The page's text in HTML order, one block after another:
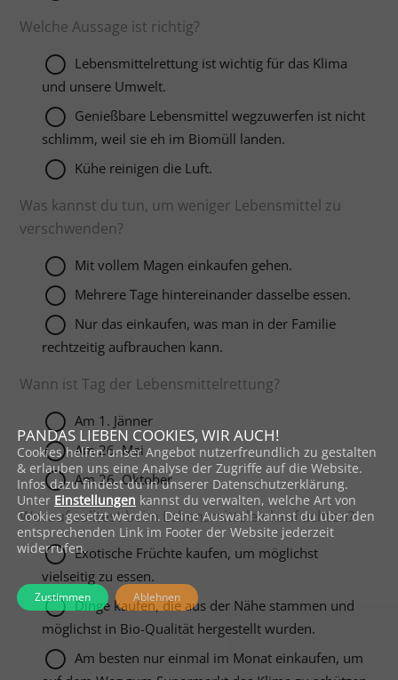
Welche Aussage ist richtig?
Lebensmittelrettung ist wichtig für das Klima
und unsere Umwelt.
Genießbare Lebensmittel wegzuwerfen ist nicht
schlimm, weil sie eh im Biomüll landen.
Kühe reinigen die Luft.
Was kannst du tun, um weniger Lebensmittel zu
verschwenden?
Mit vollem Magen einkaufen gehen.
Mehrere Tage hintereinander dasselbe essen.
Nur das einkaufen, was man in der Familie
rechtzeitig aufbrauchen kann.
Wann ist Tag der Lebensmittelrettung?
Am 1. Jänner
Am 26. Mai
Am 26. Oktober
Worauf solltest beim Lebensmitteleinkauf achten?
Exotische Früchte kaufen, um möglichst
vielseitig zu essen.
Dinge kaufen, die aus der Nähe stammen und
möglichst in Bio-Qualität hergestellt wurden.
Am besten nur einmal im Monat einkaufen, um
PANDAS LIEBEN COOKIES, WIR AUCH!
Cookies helfen unser Angebot nutzerfreundlich zu gestalten
& erlauben uns eine Analyse der Zugriffe auf die Website.
Infos dazu findest du in unserer Datenschutzerklärung.
Unter Einstellungen kannst du verwalten, welche Art von
Cookies gesetzt werden. Deine Auswahl kannst du über den
entsprechenden Link im Footer der Website jederzeit
widerrufen.
Zustimmen Ablehnen